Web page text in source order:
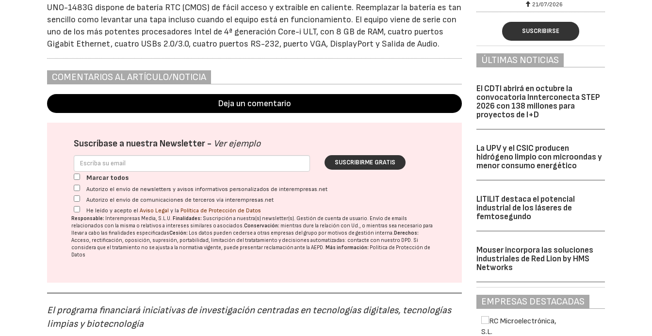
UNO-1483G dispone de batería RTC (CMOS) de fácil acceso y extraíble en caliente. Reemplazar la batería es tan
sencillo como levantar una tapa incluso cuando el equipo está en funcionamiento. El equipo viene de serie con
uno de los más potentes procesadores Intel de 4ª generación Core-i ULT, con 8 GB de RAM, cuatro puertos
Gigabit Ethernet, cuatro USBs 2.0/3.0, cuatro puertos RS-232, puerto VGA, DisplayPort y Salida de Audio.
COMENTARIOS AL ARTÍCULO/NOTICIA
Deja un comentario
Suscríbase a nuestra Newsletter - Ver ejemplo
SUSCRIBIRME GRATIS
Marcar todos
Autorizo el envío de newsletters y avisos informativos personalizados de interempresas.net
Autorizo el envío de comunicaciones de terceros vía interempresas.net
He leído y acepto elAviso Legal y la Política de Protección de Datos
Responsable: Interempresas Media, S.L.U.Finalidades: Suscripción a nuestra(s) newsletter(s). Gestión de cuenta de usuario. Envío de emails
relacionados con la misma o relativos a intereses similares o asociados.Conservación: mientras dure la relación con Ud., o mientras sea necesario para
llevar a cabo las finalidades especificadasCesión: Los datos pueden cederse a otras empresas del grupo por motivos de gestión interna.Derechos:
Acceso, rectificación, oposición, supresión, portabilidad, limitación del tratatamiento y decisiones automatizadas: contacte con nuestro DPD. Si
considera que el tratamiento no se ajusta a la normativa vigente, puede presentar reclamación ante laAEPD.Más información: Política de Protección de
Datos
El programa financiará iniciativas de investigación centradas en tecnologías digitales, tecnologías
limpias y biotecnología
21/07/2026 28/07/2026 21/07/2026
SUSCRIBIRSE
ÚLTIMAS NOTICIAS
El CDTI abrirá en octubre la
convocatoria Innterconecta STEP
2026 con 138 millones para
proyectos de I+D
La UPV y el CSIC producen
hidrógeno limpio con microondas y
menor consumo energético
LITILIT destaca el potencial
industrial de los láseres de
femtosegundo
Mouser incorpora las soluciones
industriales de Red Lion by HMS
Networks
EMPRESAS DESTACADAS